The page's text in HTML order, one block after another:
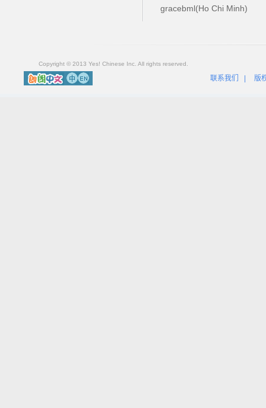
gracebml(Ho Chi Minh)
Copyright © 2013 Yes! Chinese Inc. All rights reserved.
联系我们 版